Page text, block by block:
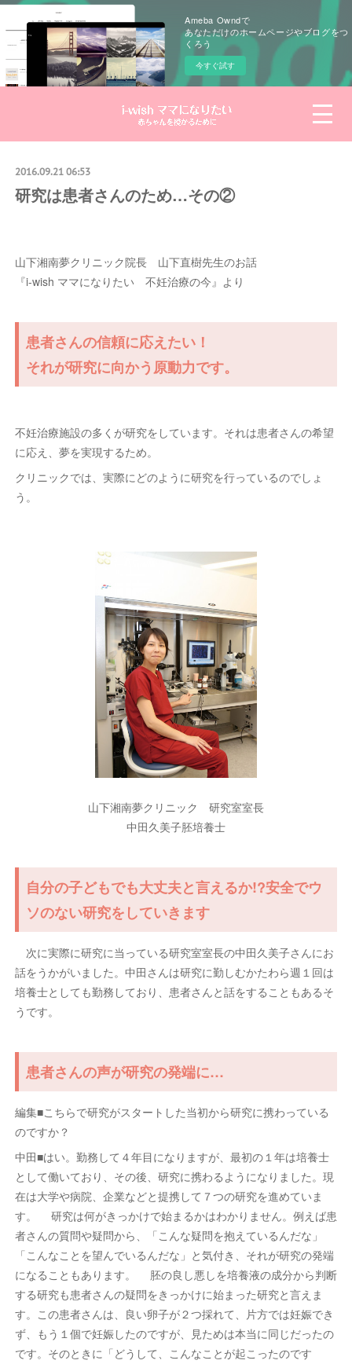
Ameba Owndで
あなただけのホームページやブログをつ
くろう
今すぐ試す
2016.09.21 06:53
研究は患者さんのため…その②
山下湘南夢クリニック院長 山下直樹先生のお話
『i-wish ママになりたい 不妊治療の今』より
患者さんの信頼に応えたい！
それが研究に向かう原動力です。
不妊治療施設の多くが研究をしています。それは患者さんの希望
に応え、夢を実現するため。
クリニックでは、実際にどのように研究を行っているのでしょ
う。
山下湘南夢クリニック 研究室室長
中田久美子胚培養士
自分の子どもでも大丈夫と言えるか!?安全でウ
ソのない研究をしていきます
次に実際に研究に当っている研究室室長の中田久美子さんにお
話をうかがいました。中田さんは研究に勤しむかたわら週１回は
培養士としても勤務しており、患者さんと話をすることもあるそ
うです。
患者さんの声が研究の発端に…
編集■こちらで研究がスタートした当初から研究に携わっている
のですか？
中田■はい。勤務して４年目になりますが、最初の１年は培養士
として働いており、その後、研究に携わるようになりました。現
在は大学や病院、企業などと提携して７つの研究を進めていま
す。 研究は何がきっかけで始まるかはわかりません。例えば患
者さんの質問や疑問から、「こんな疑問を抱えているんだな」
「こんなことを望んでいるんだな」と気付き、それが研究の発端
になることもあります。 胚の良し悪しを培養液の成分から判断
する研究も患者さんの疑問をきっかけに始まった研究と言えま
す。この患者さんは、良い卵子が２つ採れて、片方では妊娠でき
ず、もう１個で妊娠したのですが、見ためは本当に同じだったの
です。そのときに「どうして、こんなことが起こったのです